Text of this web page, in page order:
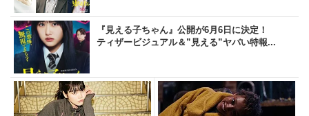
『見える子ちゃん』公開が6月6日に決定！
ティザービジュアル＆”見える”ヤバい特報...